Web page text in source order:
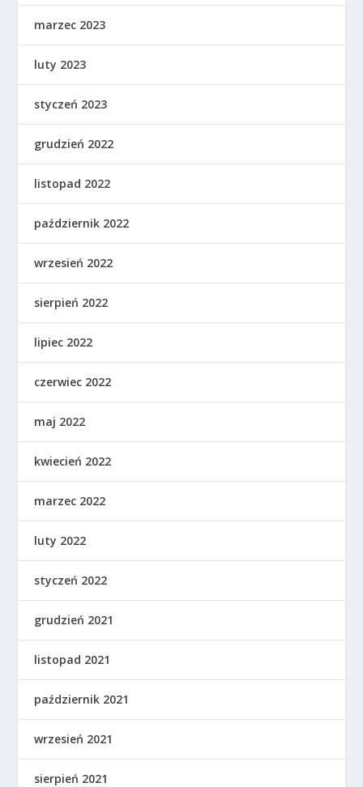
marzec 2023
luty 2023
styczeń 2023
grudzień 2022
listopad 2022
październik 2022
wrzesień 2022
sierpień 2022
lipiec 2022
czerwiec 2022
maj 2022
kwiecień 2022
marzec 2022
luty 2022
styczeń 2022
grudzień 2021
listopad 2021
październik 2021
wrzesień 2021
sierpień 2021